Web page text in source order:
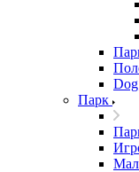
Парк